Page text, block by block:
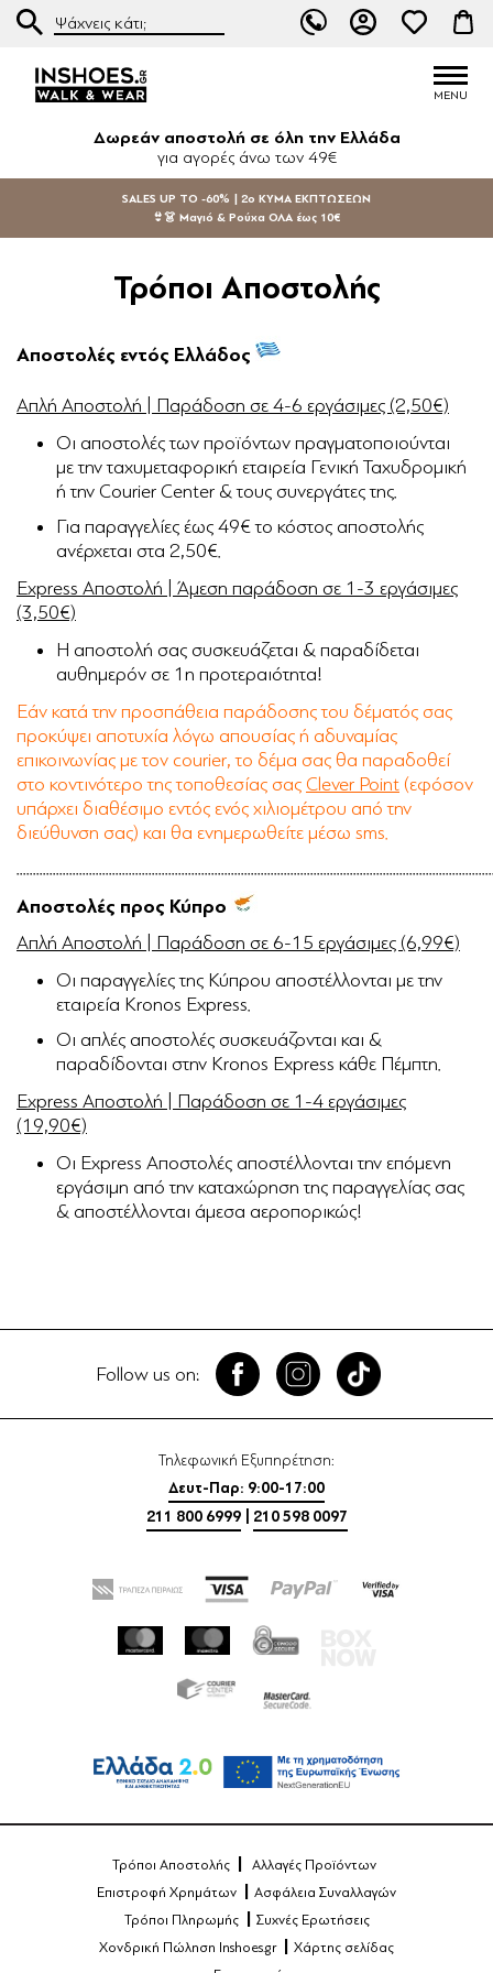
Δωρεάν αποστολή σε όλη την Ελλάδα
για αγορές άνω των 49€
SALES UP TO -60% | 2ο ΚΥΜΑ ΕΚΠΤΩΣΕΩΝ
👙👗 Μαγιό & Ρούχα ΟΛΑ έως 10€
Τρόποι Αποστολής
Αποστολές εντός Ελλάδος
Απλή Αποστολή | Παράδοση σε 4-6 εργάσιμες (2,50€)
Οι αποστολές των προϊόντων πραγματοποιούνται
με την ταχυμεταφορική εταιρεία Γενική Ταχυδρομική
ή την Courier Center & τους συνεργάτες της.
Για παραγγελίες έως 49€ το κόστος αποστολής
ανέρχεται στα 2,50€.
Express Αποστολή | Άμεση παράδοση σε 1-3 εργάσιμες
(3,50€)
Η αποστολή σας συσκευάζεται & παραδίδεται
αυθημερόν σε 1η προτεραιότητα!
Εάν κατά την προσπάθεια παράδοσης του δέματός σας
προκύψει αποτυχία λόγω απουσίας ή αδυναμίας
επικοινωνίας με τον courier, το δέμα σας θα παραδοθεί
στο κοντινότερο της τοποθεσίας σας Clever Point (εφόσον
υπάρχει διαθέσιμο εντός ενός χιλιομέτρου από την
διεύθυνση σας) και θα ενημερωθείτε μέσω sms.
Αποστολές προς Κύπρο
Απλή Αποστολή | Παράδοση σε 6-15 εργάσιμες (6,99€)
Οι παραγγελίες της Κύπρου αποστέλλονται με την
εταιρεία Kronos Express.
Οι απλές αποστολές συσκευάζονται και &
παραδίδονται στην Kronos Express κάθε Πέμπτη.
Express Αποστολή | Παράδοση σε 1-4 εργάσιμες
(19,90€)
Οι Express Αποστολές αποστέλλονται την επόμενη
εργάσιμη από την καταχώρηση της παραγγελίας σας
& αποστέλλονται άμεσα αεροπορικώς!
Follow us on:
Τηλεφωνική Εξυπηρέτηση:
Δευτ-Παρ: 9:00-17:00
211 800 6999
210 598 0097
Τρόποι Αποστολής
Αλλαγές Προϊόντων
Επιστροφή Χρημάτων
Ασφάλεια Συναλλαγών
Τρόποι Πληρωμής
Συχνές Ερωτήσεις
Χονδρική Πώληση Inshoes.gr
Χάρτης σελίδας